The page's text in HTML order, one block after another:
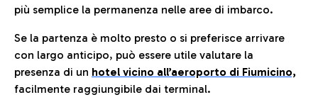
più semplice la permanenza nelle aree di imbarco.
Se la partenza è molto presto o si preferisce arrivare
con largo anticipo, può essere utile valutare la
presenza di un hotel vicino all’aeroporto di Fiumicino,
facilmente raggiungibile dai terminal.